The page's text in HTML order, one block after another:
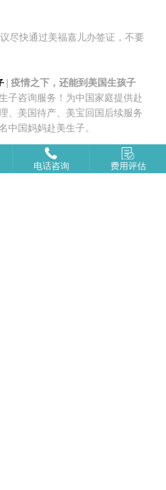
尽快通过美福嘉儿办签证，不要
| 疫情之下，还能到美国生孩子
子咨询服务！为中国家庭提供赴
、美国待产、美宝回国后续服务
中国妈妈赴美生子。
电话咨询 费用评估